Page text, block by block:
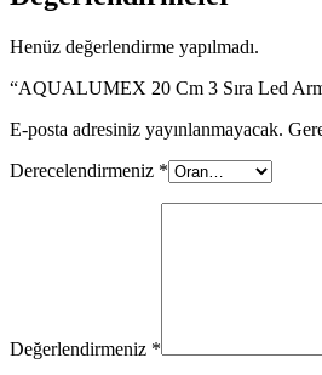
Henüz değerlendirme yapılmadı.
“AQUALUMEX 20 Cm 3 Sıra Led
E-posta adresiniz yayınlanmayacak.
Derecelendirmeniz *
Değerlendirmeniz *